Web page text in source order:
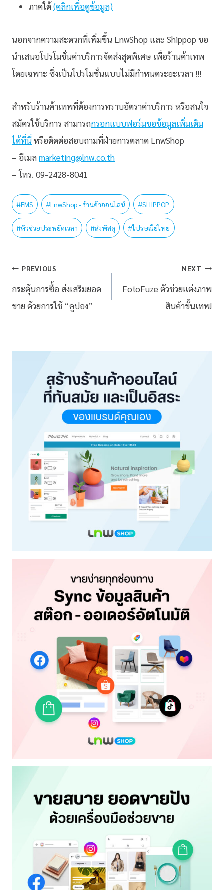
ภาคใต้(คลิกเพื่อดูข้อมูล)
นอกจากความสะดวกที่เพิ่มขึ้น LnwShop และ Shippop ขอ
นำเสนอโปรโมชั่นค่าบริการจัดส่งสุดพิเศษ เพื่อร้านค้าเทพ
โดยเฉพาะ ซึ่งเป็นโปรโมชั่นแบบไม่มีกำหนดระยะเวลา !!!
สำหรับร้านค้าเทพที่ต้องการทราบอัตราค่าบริการ หรือสนใจ
สมัครใช้บริการ สามารถกรอกแบบฟอร์มขอข้อมูลเพิ่มเติม
ได้ที่นี่หรือติดต่อสอบถามที่ฝ่ายการตลาด LnwShop
– อีเมล marketing@lnw.co.th
– โทร. 09-2428-8041
#EMS #LnwShop - ร้านค้าออนไลน์ #SHIPPOP
#ตัวช่วยประหยัดเวลา #ส่งพัสดุ #ไปรษณีย์ไทย
PREVIOUS
กระตุ้นการซื้อ ส่งเสริมยอด
ขาย ด้วยการใช้ “คูปอง”
NEXT
FotoFuze ตัวช่วยแต่งภาพ
สินค้าขั้นเทพ!